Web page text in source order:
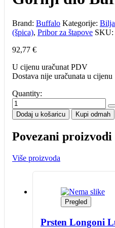
Brand: Buffalo Kategorije:
(špica), Pribor za štapove SKU:
92,77 €
U cijenu uračunat PDV
Dostava nije uračunata u cijenu
Quantity:
Gornji
dio
Buffalo
količina
Dodaj u košaricu Kupi odmah
Povezani proizvodi
Više proizvoda
Pregled
Prsten Longoni